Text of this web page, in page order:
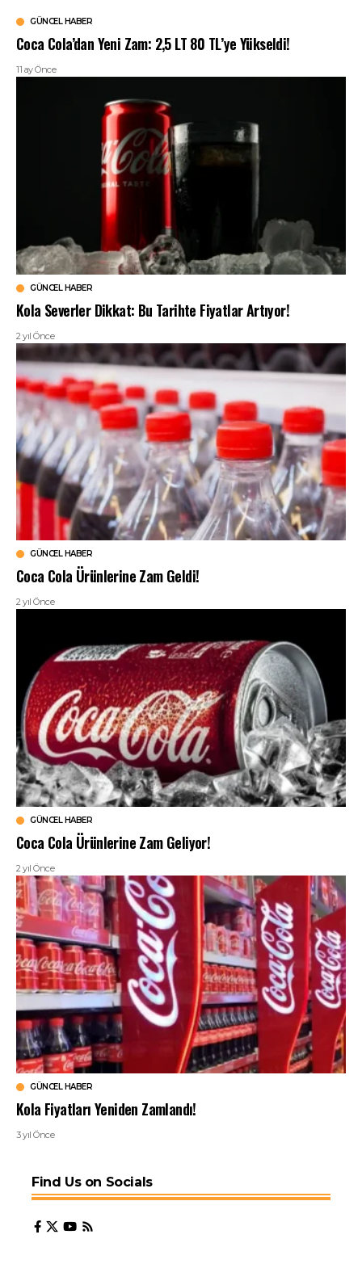
GÜNCEL HABER
Coca Cola’dan Yeni Zam: 2,5 LT 80 TL’ye Yükseldi!
11 ay Önce
GÜNCEL HABER
Kola Severler Dikkat: Bu Tarihte Fiyatlar Artıyor!
2 yıl Önce
GÜNCEL HABER
Coca Cola Ürünlerine Zam Geldi!
2 yıl Önce
GÜNCEL HABER
Coca Cola Ürünlerine Zam Geliyor!
2 yıl Önce
GÜNCEL HABER
Kola Fiyatları Yeniden Zamlandı!
3 yıl Önce
Find Us on Socials